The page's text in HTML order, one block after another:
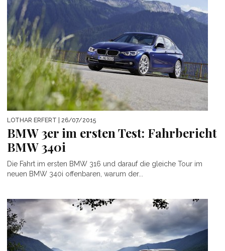
LOTHAR ERFERT | 26/07/2015
BMW 3er im ersten Test: Fahrbericht
BMW 340i
Die Fahrt im ersten BMW 316 und darauf die gleiche Tour im
neuen BMW 340i offenbaren, warum der...